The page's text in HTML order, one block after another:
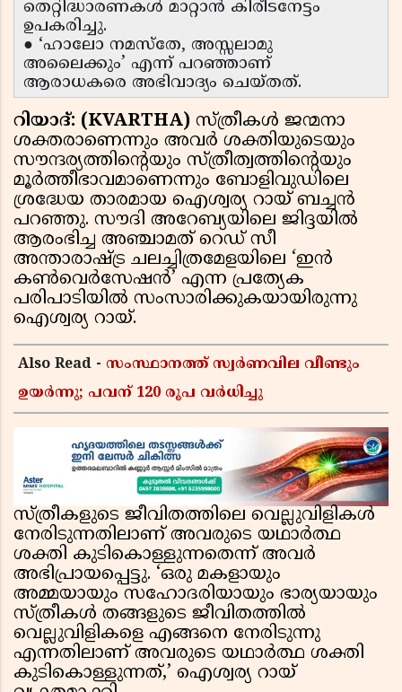
തെറ്റിദ്ധാരണകൾ മാറ്റാൻ കിരീടനേട്ടം
ഉപകരിച്ചു.
● ‘ഹാലോ നമസ്തേ, അസ്സലാമു
അലൈക്കും’ എന്ന് പറഞ്ഞാണ്
ആരാധകരെ അഭിവാദ്യം ചെയ്തത്.
റിയാദ്: (KVARTHA) സ്ത്രീകൾ ജന്മനാ
ശക്തരാണെന്നും അവർ ശക്തിയുടെയും
സൗന്ദര്യത്തിൻ്റെയും സ്ത്രീത്വത്തിൻ്റെയും
മൂർത്തീഭാവമാണെന്നും ബോളിവുഡിലെ
ശ്രദ്ധേയ താരമായ ഐശ്വര്യ റായ് ബച്ചൻ
പറഞ്ഞു. സൗദി അറേബ്യയിലെ ജിദ്ദയിൽ
ആരംഭിച്ച അഞ്ചാമത് റെഡ് സീ
അന്താരാഷ്ട്ര ചലച്ചിത്രമേളയിലെ ‘ഇൻ
കൺവെർസേഷൻ’ എന്ന പ്രത്യേക
പരിപാടിയിൽ സംസാരിക്കുകയായിരുന്നു
ഐശ്വര്യ റായ്.
Also Read - സംസ്ഥാനത്ത് സ്വര്‍ണവില വീണ്ടും
ഉയർന്നു; പവന് 120 രൂപ വര്‍ധിച്ചു
സ്ത്രീകളുടെ ജീവിതത്തിലെ വെല്ലുവിളികൾ
നേരിടുന്നതിലാണ് അവരുടെ യഥാർത്ഥ
ശക്തി കുടികൊള്ളുന്നതെന്ന് അവർ
അഭിപ്രായപ്പെട്ടു. ‘ഒരു മകളായും
അമ്മയായും സഹോദരിയായും ഭാര്യയായും
സ്ത്രീകൾ തങ്ങളുടെ ജീവിതത്തിൽ
വെല്ലുവിളികളെ എങ്ങനെ നേരിടുന്നു
എന്നതിലാണ് അവരുടെ യഥാർത്ഥ ശക്തി
കുടികൊള്ളുന്നത്,’ ഐശ്വര്യ റായ്